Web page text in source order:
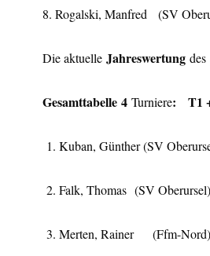
8. Rogalski, Manfred (SV
Die aktuelle Jahreswertungdes
Gesamttabelle 4Turniere: T1
1. Kuban, Günther (SV
2. Falk, Thomas (SV
3. Merten, Rainer